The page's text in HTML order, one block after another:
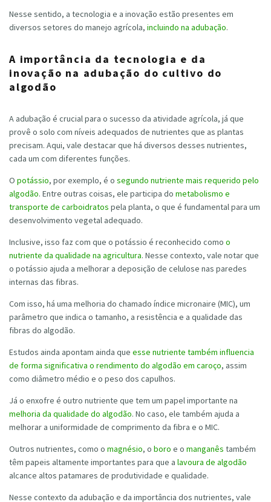
Nesse sentido, a tecnologia e a inovação estão presentes em
diversos setores do manejo agrícola, incluindo na adubação.
A importância da tecnologia e da
inovação na adubação do cultivo do
algodão
A adubação é crucial para o sucesso da atividade agrícola, já que
provê o solo com níveis adequados de nutrientes que as plantas
precisam. Aqui, vale destacar que há diversos desses nutrientes,
cada um com diferentes funções.
O potássio, por exemplo, é o segundo nutriente mais requerido pelo
algodão. Entre outras coisas, ele participa do metabolismo e
transporte de carboidratos pela planta, o que é fundamental para um
desenvolvimento vegetal adequado.
Inclusive, isso faz com que o potássio é reconhecido como o
nutriente da qualidade na agricultura. Nesse contexto, vale notar que
o potássio ajuda a melhorar a deposição de celulose nas paredes
internas das fibras.
Com isso, há uma melhoria do chamado índice micronaire (MIC), um
parâmetro que indica o tamanho, a resistência e a qualidade das
fibras do algodão.
Estudos ainda apontam ainda que esse nutriente também influencia
de forma significativa o rendimento do algodão em caroço, assim
como diâmetro médio e o peso dos capulhos.
Já o enxofre é outro nutriente que tem um papel importante na
melhoria da qualidade do algodão. No caso, ele também ajuda a
melhorar a uniformidade de comprimento da fibra e o MIC.
Outros nutrientes, como o magnésio, o boro e o manganês também
têm papeis altamente importantes para que a lavoura de algodão
alcance altos patamares de produtividade e qualidade.
Nesse contexto da adubação e da importância dos nutrientes, vale